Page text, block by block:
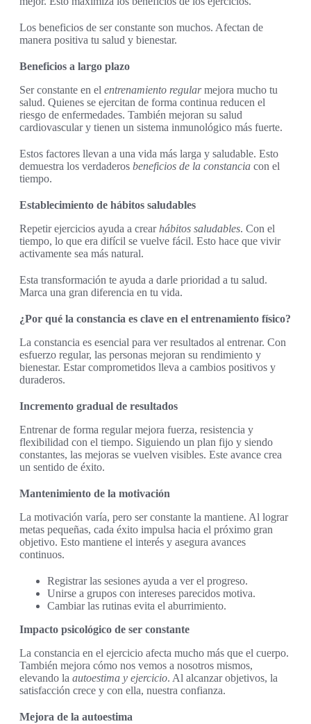
Los beneficios de ser constante son muchos. Afectan de
manera positiva tu salud y bienestar.
Beneficios a largo plazo
Ser constante en el entrenamiento regularmejora mucho tu
salud. Quienes se ejercitan de forma continua reducen el
riesgo de enfermedades. También mejoran su salud
cardiovascular y tienen un sistema inmunológico más fuerte.
Estos factores llevan a una vida más larga y saludable. Esto
demuestra los verdaderos beneficios de la constancia con el
tiempo.
Establecimiento de hábitos saludables
Repetir ejercicios ayuda a crearhábitos saludables. Con el
tiempo, lo que era difícil se vuelve fácil. Esto hace que vivir
activamente sea más natural.
Esta transformación te ayuda a darle prioridad a tu salud.
Marca una gran diferencia en tu vida.
¿Por qué la constancia es clave en el entrenamiento físico?
La constancia es esencial para ver resultados al entrenar. Con
esfuerzo regular, las personas mejoran su rendimiento y
bienestar. Estar comprometidos lleva a cambios positivos y
duraderos.
Incremento gradual de resultados
Entrenar de forma regular mejora fuerza, resistencia y
flexibilidad con el tiempo. Siguiendo un plan fijo y siendo
constantes, las mejoras se vuelven visibles. Este avance crea
un sentido de éxito.
Mantenimiento de la motivación
La motivación varía, pero ser constante la mantiene. Al lograr
metas pequeñas, cada éxito impulsa hacia el próximo gran
objetivo. Esto mantiene el interés y asegura avances
continuos.
Registrar las sesiones ayuda a ver el progreso.
Unirse a grupos con intereses parecidos motiva.
Cambiar las rutinas evita el aburrimiento.
Impacto psicológico de ser constante
La constancia en el ejercicio afecta mucho más que el cuerpo.
También mejora cómo nos vemos a nosotros mismos,
elevando la autoestima y ejercicio. Al alcanzar objetivos, la
satisfacción crece y con ella, nuestra confianza.
Mejora de la autoestima